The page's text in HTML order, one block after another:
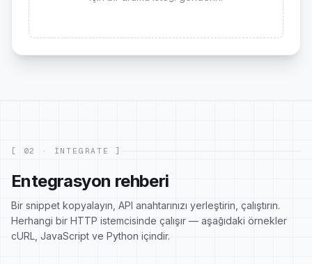
[ 02 · INTEGRATE ]
Entegrasyon rehberi
Bir snippet kopyalayın, API anahtarınızı yerleştirin, çalıştırın.
Herhangi bir HTTP istemcisinde çalışır — aşağıdaki örnekler
cURL, JavaScript ve Python içindir.